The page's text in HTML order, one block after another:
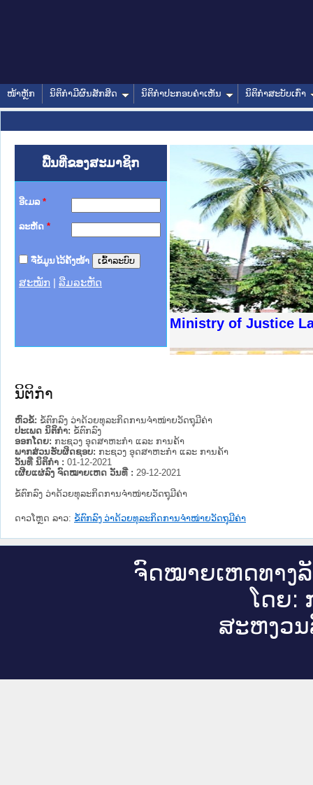
ໜ້າຫຼັກ ນິຕິກໍາມີຜົນສັກສິດ ນິຕິກໍາປະກອບຄໍາເຫັນ ນິຕິກໍາສະບັບເກົ່າ
ພື້ນທີ່ຂອງສະມາຊິກ
ອີເມລ *
ລະຫັດ *
ຈື່ຂໍ້ມູນໄວ້ຄັ້ງໜ້າ
ສະໝັກ ລືມລະຫັດ
Ministry of Justice
າຊົນ ພາກເໜືອ
ການ
ກາງ
ໃຕ້
ຕຳຫຼວດປະຊາຊົນ
ສັນຕິບານປະຊາຊົນ
ກເໜືອ
າຊົນ ພາກກາງ
ນິຕິກໍາ
ຫົວຂໍ້: ຂໍ້ຕົກລົງ ວ່າດ້ວຍທຸລະກິດການຈໍາໜ່າຍວັດຖຸມີຄ່າ
ປະເພດ ນິຕິກໍາ: ຂໍ້ຕົກລົງ
ອອກໂດຍ: ກະຊວງ ອຸດສາຫະກຳ ແລະ ການຄ້າ
ພາກສ່ວນຮັບຜິດຊອບ: ກະຊວງ ອຸດສາຫະກຳ ແລະ ການຄ້າ
ວັນທີ່ ນິຕິກໍາ : 01-12-2021
ເຜີຍແຜ່ລົງ ຈົດໝາຍເຫດ ວັນທີ່ : 29-12-2021
ຂໍ້ຕົກລົງ ວ່າດ້ວຍທຸລະກິດການຈໍາໜ່າຍວັດຖຸມີຄ່າ
ດາວໂຫຼດ ລາວ: ຂໍ້ຕົກລົງ ວ່າດ້ວຍທຸລະກິດການຈໍາໜ່າຍວັດຖຸມີຄ່າ
ຈົດ​ໝາຍ​ເຫດ​ທາງ​
ໂດຍ:
ສະ​ຫງວນ​